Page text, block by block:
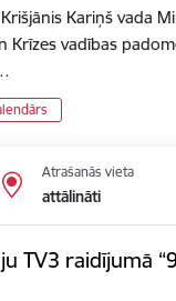
Kariņš vada
Krīzes vadības
Atrašanās vieta
attālināti
TV3 raidījumā